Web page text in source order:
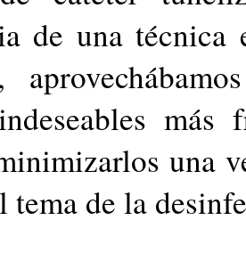
de una técnica
una
tema de la